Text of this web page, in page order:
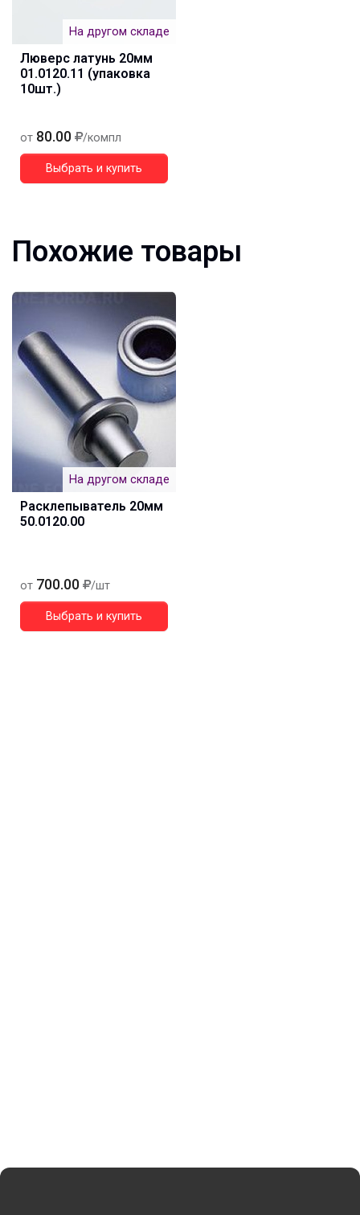
На другом складе
Люверс латунь 20мм
01.0120.11 (упаковка
10шт.)
от 80.00 /компл
Выбрать и купить
Похожие товары
На другом складе
Расклепыватель 20мм
50.0120.00
от 700.00 /шт
Выбрать и купить